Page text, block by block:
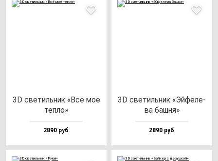
3D све­тиль­ник «Всё моё
теп­ло»
2890 руб
3D све­тиль­ник «Эй­фе­ле­
ва баш­ня»
2890 руб